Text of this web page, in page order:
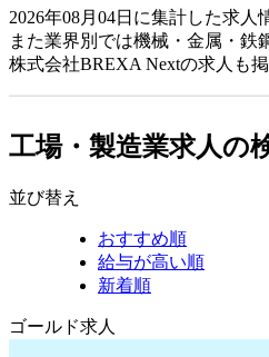
2026年08月04日に集計した求
また業界別では機械・金属・鉄
株式会社BREXA Nextの求人も
工場・製造業求人の
並び替え
おすすめ順
給与が高い順
新着順
ゴールド求人